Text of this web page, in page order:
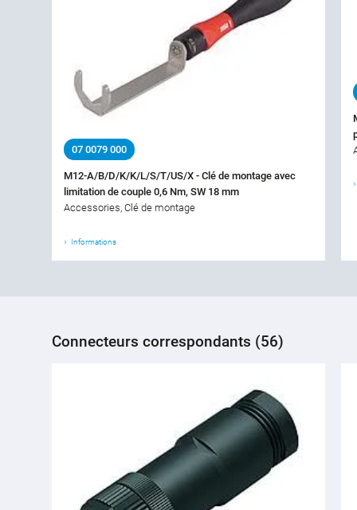
07 0079 000
M12-A/B/D/K/K/L/S/T/US/X - Clé de montage avec
limitation de couple 0,6 Nm, SW 18 mm
Accessories, Clé de montage
Informations
Connecteurs correspondants (56)